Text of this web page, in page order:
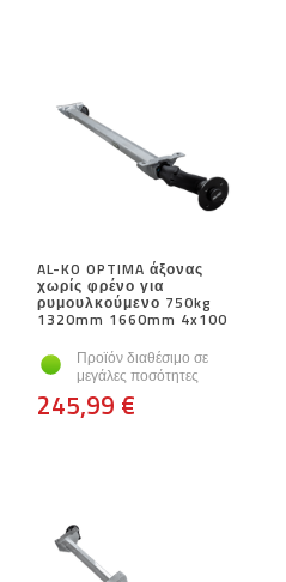
AL-KO OPTIMA άξονας
χωρίς φρένο για
ρυμουλκούμενο 750kg
1320mm 1660mm 4x100
Προϊόν διαθέσιμο σε
μεγάλες ποσότητες
245,99 €